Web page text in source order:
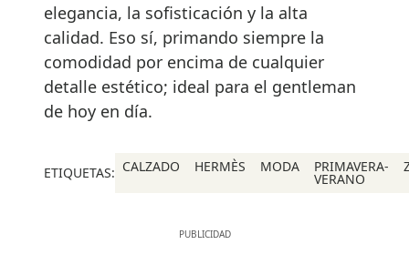
elegancia, la sofisticación y la alta
calidad. Eso sí, primando siempre la
comodidad por encima de cualquier
detalle estético; ideal para el gentleman
de hoy en día.
ETIQUETAS: CALZADO HERMÈS MODA PRIMAVERA-
VERANO